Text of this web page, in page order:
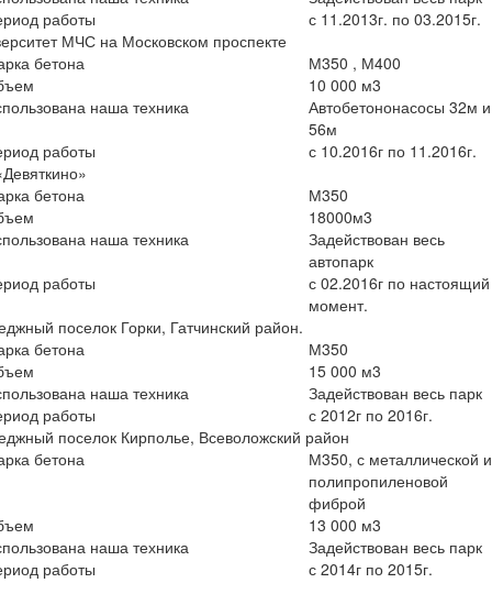
работы
с 11.2013г. по 03.2015г.
МЧС на Московском проспекте
бетона
М350 , М400
10 000 м3
наша техника
Автобетононасосы 32м и
56м
работы
с 10.2016г по 11.2016г.
бетона
М350
18000м3
наша техника
Задействован весь
автопарк
работы
с 02.2016г по настоящий
момент.
поселок Горки, Гатчинский район.
бетона
М350
15 000 м3
наша техника
Задействован весь парк
работы
с 2012г по 2016г.
поселок Кирполье, Всеволожский район
бетона
М350, с металлической и
полипропиленовой
фиброй
13 000 м3
наша техника
Задействован весь парк
работы
с 2014г по 2015г.